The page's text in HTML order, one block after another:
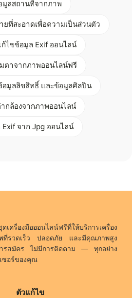
มูลสถานที่จากภาพ
ยที่สะอาดเพื่อความเป็นส่วนตัว
ไขข้อมูล Exif ออนไลน์
ตาจากภาพออนไลน์ฟรี
อมูลลิขสิทธิ์ และข้อมูลศิลปิน
กล้องจากภาพออนไลน์
จาก Jpg ออนไลน์
ครื่องมือออนไลน์ฟรีที่ให้บริการเครื่อง
พที่รวดเร็ว ปลอดภัย และมีคุณภาพสูง
รสมัคร ไม่มีการติดตาม — ทุกอย่าง
ซอร์ของคุณ
ตัวแก้ไข